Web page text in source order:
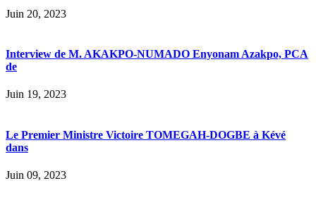
Juin 20, 2023
Interview de M. AKAKPO-NUMADO Enyonam Azakpo, PCA
de
Juin 19, 2023
Le Premier Ministre Victoire TOMEGAH-DOGBE à Kévé
dans
Juin 09, 2023